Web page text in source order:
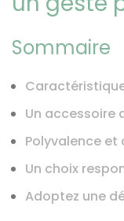
Sommaire
Un accessoire
Polyvalence
Un choix
Adoptez une